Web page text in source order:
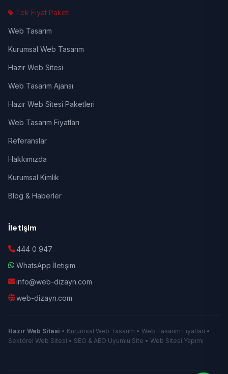
Tek Fiyat Paketi
Web Tasarım
Kurumsal Web Tasarım
Hazır Web Sitesi
Web Tasarım Ajansı
Hazır Web Sitesi Paketleri
Web Tasarım Fiyatları
Referanslar
Hakkımızda
Kurumsal Kimlik
Blog & Haberler
İletişim
444 0 947
WhatsApp İletişim
info@web-dizayn.com
web-dizayn.com
Hazır Web Sitesi • Kurumsal Web Tasarım • Web Tasarım Fiyatları •
Sektörel Web Sitesi • SEO & AEO Uyumlu Site • Web Sitesi Yapımı